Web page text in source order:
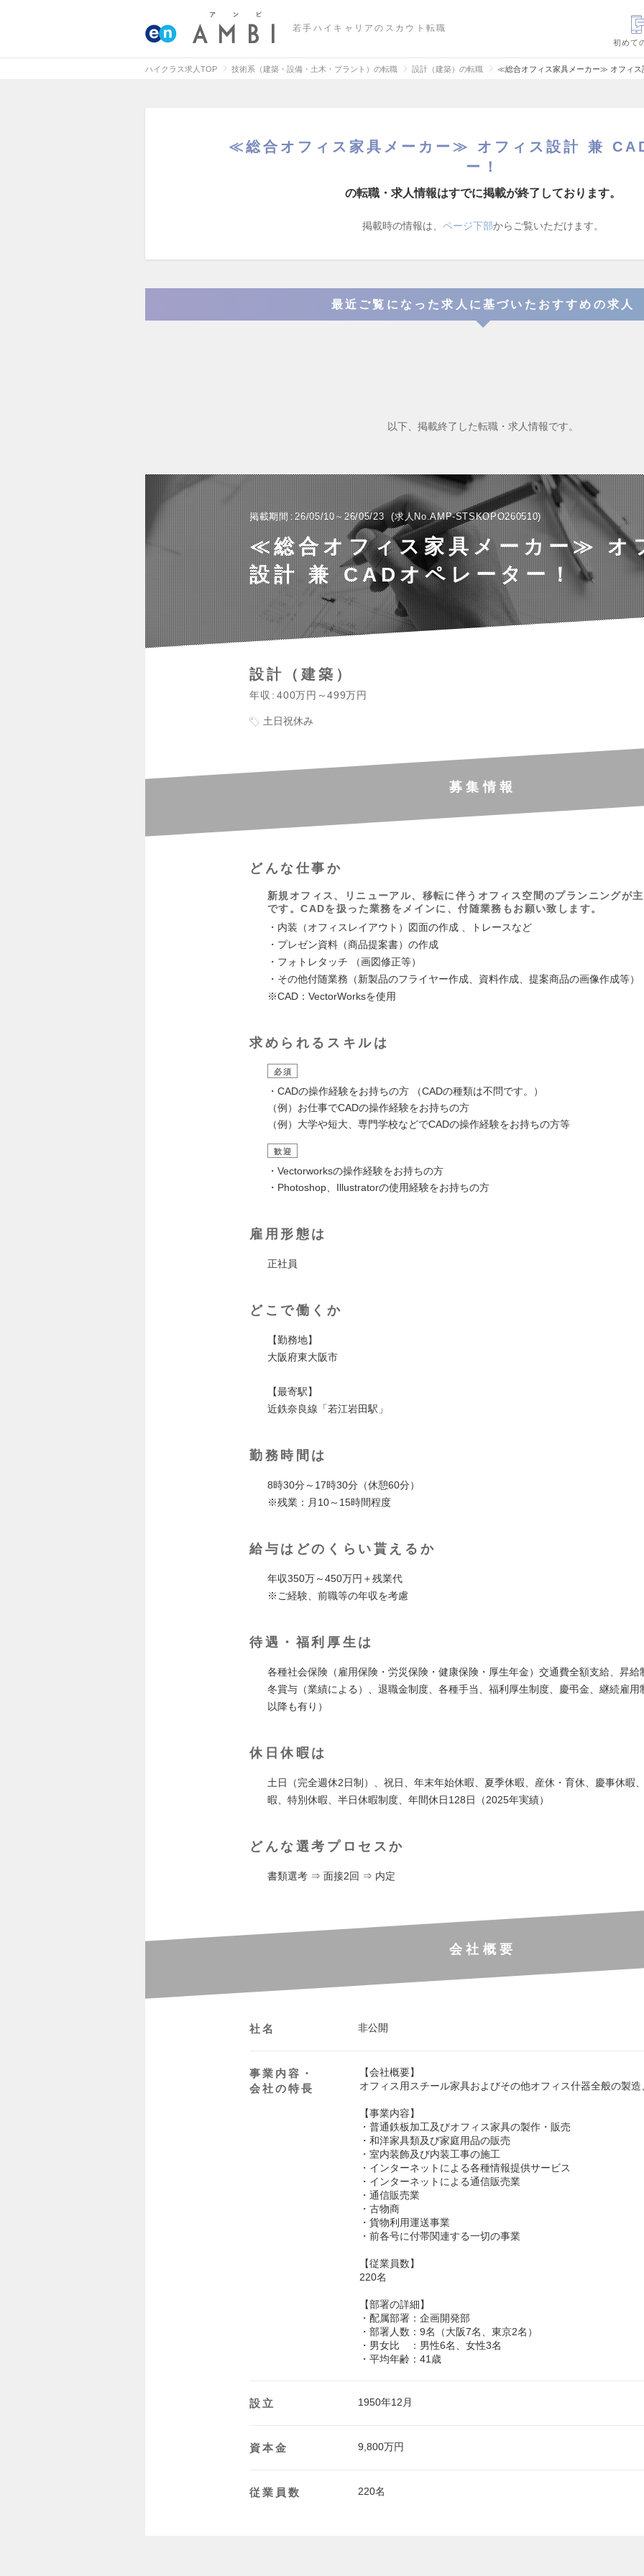
若手ハイキャリアのスカウト転職
初めて
ハイクラス求人TOP 技術系（建築・設備・土木・プラント）の転職 設計（建築）の転職 ≪総合オフィス家具メーカー≫ オフィス
≪総合オフィス家具メーカー≫ オフィス設計 兼
ー！
の転職・求人情報はすでに掲載が終了しております。
掲載時の情報は、 ページ下部からご覧いただけます。
最近ご覧になった求人に基づいたおすすめの求人
以下、掲載終了した転職・求人情報です。
掲載期間 26/05/10～26/05/23 求人No.AMP-STSKOPO260510
≪総合オフィス家具メーカー≫ オ
設計 兼 CADオペレーター！
設計（建築）
年収 400万円～499万円
土日祝休み
募集情報
どんな仕事か
新規オフィス、リニューアル、移転に伴うオフィス空間のプランニングが
です。CADを扱った業務をメインに、付随業務もお願い致します。
・内装（オフィスレイアウト）図面の作成 、トレースなど
・プレゼン資料（商品提案書）の作成
・フォトレタッチ （画図修正等）
・その他付随業務（新製品のフライヤー作成、資料作成、提案商品の画像作成等）
※CAD：VectorWorksを使用
求められるスキルは
必須
・CADの操作経験をお持ちの方 （CADの種類は不問です。）
（例）お仕事でCADの操作経験をお持ちの方
（例）大学や短大、専門学校などでCADの操作経験をお持ちの方等
歓迎
・Vectorworksの操作経験をお持ちの方
・Photoshop、Illustratorの使用経験をお持ちの方
雇用形態は
正社員
どこで働くか
【勤務地】
大阪府東大阪市
【最寄駅】
近鉄奈良線「若江岩田駅」
勤務時間は
8時30分～17時30分（休憩60分）
※残業：月10～15時間程度
給与はどのくらい貰えるか
年収350万～450万円＋残業代
※ご経験、前職等の年収を考慮
待遇・福利厚生は
各種社会保険（雇用保険・労災保険・健康保険・厚生年金）交通費全額支給、昇給
冬賞与（業績による）、退職金制度、各種手当、福利厚生制度、慶弔金、継続雇用
以降も有り）
休日休暇は
土日（完全週休2日制）、祝日、年末年始休暇、夏季休暇、産休・育休、慶事休暇
暇、特別休暇、半日休暇制度、年間休日128日（2025年実績）
どんな選考プロセスか
書類選考 ⇒ 面接2回 ⇒ 内定
会社概要
社名 非公開
事業内容・
会社の特長
【会社概要】
オフィス用スチール家具およびその他オフィス什器全般の製造
【事業内容】
・普通鉄板加工及びオフィス家具の製作・販売
・和洋家具類及び家庭用品の販売
・室内装飾及び内装工事の施工
・インターネットによる各種情報提供サービス
・インターネットによる通信販売業
・通信販売業
・古物商
・貨物利用運送事業
・前各号に付帯関連する一切の事業
【従業員数】
220名
【部署の詳細】
・配属部署：企画開発部
・部署人数：9名（大阪7名、東京2名）
・男女比 ：男性6名、女性3名
・平均年齢：41歳
設立 1950年12月
資本金 9,800万円
従業員数 220名